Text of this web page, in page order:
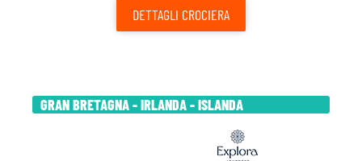
DETTAGLI CROCIERA
GRAN BRETAGNA - IRLANDA - ISLANDA